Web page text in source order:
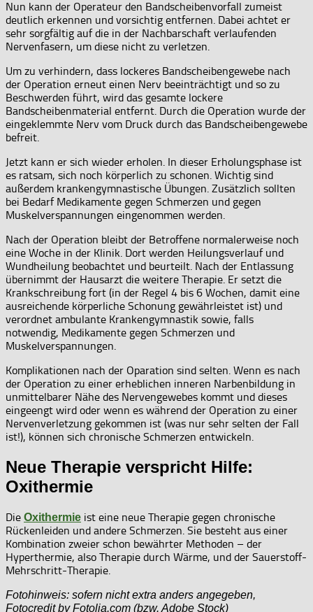
Nun kann der Operateur den Bandscheibenvorfall zumeist
deutlich erkennen und vorsichtig entfernen. Dabei achtet er
sehr sorgfältig auf die in der Nachbarschaft verlaufenden
Nervenfasern, um diese nicht zu verletzen.
Um zu verhindern, dass lockeres Bandscheibengewebe nach
der Operation erneut einen Nerv beeinträchtigt und so zu
Beschwerden führt, wird das gesamte lockere
Bandscheibenmaterial entfernt. Durch die Operation wurde der
eingeklemmte Nerv vom Druck durch das Bandscheibengewebe
befreit.
Jetzt kann er sich wieder erholen. In dieser Erholungsphase ist
es ratsam, sich noch körperlich zu schonen. Wichtig sind
außerdem krankengymnastische Übungen. Zusätzlich sollten
bei Bedarf Medikamente gegen Schmerzen und gegen
Muskelverspannungen eingenommen werden.
Nach der Operation bleibt der Betroffene normalerweise noch
eine Woche in der Klinik. Dort werden Heilungsverlauf und
Wundheilung beobachtet und beurteilt. Nach der Entlassung
übernimmt der Hausarzt die weitere Therapie. Er setzt die
Krankschreibung fort (in der Regel 4 bis 6 Wochen, damit eine
ausreichende körperliche Schonung gewährleistet ist) und
verordnet ambulante Krankengymnastik sowie, falls
notwendig, Medikamente gegen Schmerzen und
Muskelverspannungen.
Komplikationen nach der Oparation sind selten. Wenn es nach
der Operation zu einer erheblichen inneren Narbenbildung in
unmittelbarer Nähe des Nervengewebes kommt und dieses
eingeengt wird oder wenn es während der Operation zu einer
Nervenverletzung gekommen ist (was nur sehr selten der Fall
ist!), können sich chronische Schmerzen entwickeln.
Neue Therapie verspricht Hilfe:
Oxithermie
Die Oxithermie ist eine neue Therapie gegen chronische
Rückenleiden und andere Schmerzen. Sie besteht aus einer
Kombination zweier schon bewährter Methoden – der
Hyperthermie, also Therapie durch Wärme, und der Sauerstoff-
Mehrschritt-Therapie.
Fotohinweis: sofern nicht extra anders angegeben,
Fotocredit by Fotolia.com (bzw. Adobe Stock)